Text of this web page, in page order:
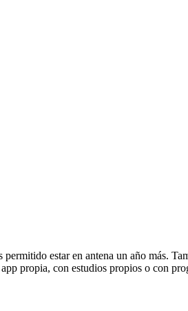
estar en antena un año más.
propia, con estudios propios o con